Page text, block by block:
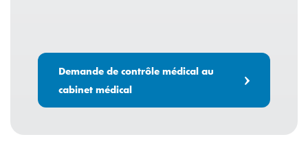
Demande de contrôle médical au
cabinet médical